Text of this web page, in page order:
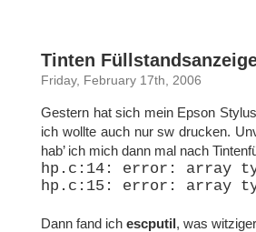
Tinten
Friday, February 17th, 2006
Gestern hat sich mein Epson
ich wollte auch nur sw drucken.
hab’ ich mich dann mal nach
hp.c:14: error: array
hp.c:15: error: array
Dann fand ich escputil, was